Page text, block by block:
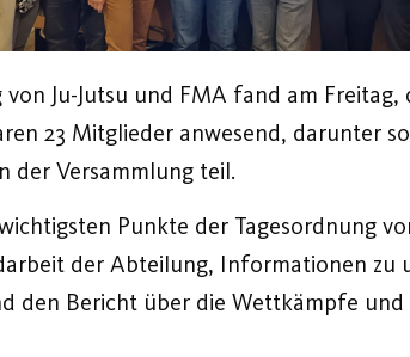
Ju-Jutsu und FMA fand am Freitag,
23 Mitglieder anwesend, darunter
der Versammlung teil.
Punkte der Tagesordnung
der Abteilung, Informationen zu
den Bericht über die Wettkämpfe